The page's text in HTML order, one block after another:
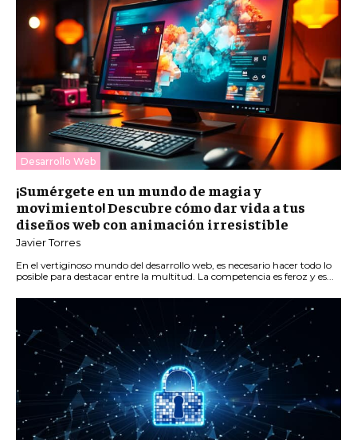
Desarrollo Web
¡Sumérgete en un mundo de magia y
movimiento! Descubre cómo dar vida a tus
diseños web con animación irresistible
Javier Torres
En el vertiginoso mundo del desarrollo web, es necesario hacer todo lo
posible para destacar entre la multitud. La competencia es feroz y es...